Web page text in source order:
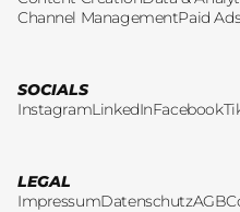
Channel ManagementPaid
SOCIALS
InstagramLinkedInFacebook
LEGAL
ImpressumDatenschutzAGB